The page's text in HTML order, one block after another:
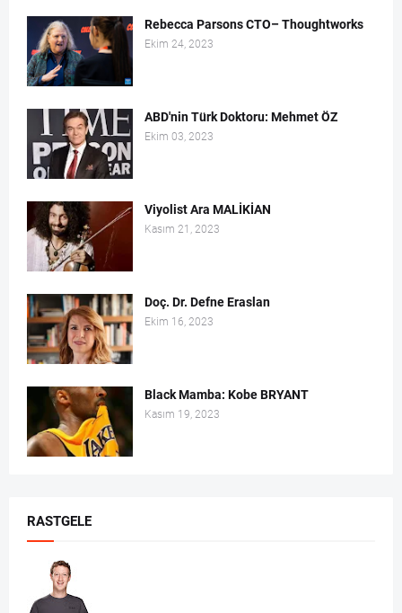
Rebecca Parsons CTO– Thoughtworks
Ekim 24, 2023
ABD'nin Türk Doktoru: Mehmet ÖZ
Ekim 03, 2023
Viyolist Ara MALİKİAN
Kasım 21, 2023
Doç. Dr. Defne Eraslan
Ekim 16, 2023
Black Mamba: Kobe BRYANT
Kasım 19, 2023
RASTGELE